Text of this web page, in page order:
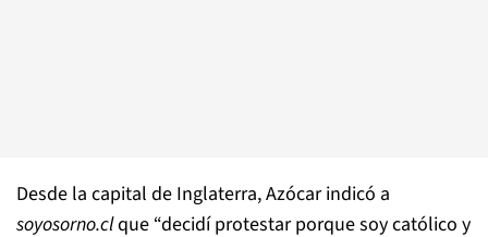
Desde la capital de Inglaterra, Azócar indicó a
soyosorno.clque “decidí protestar porque soy católico y